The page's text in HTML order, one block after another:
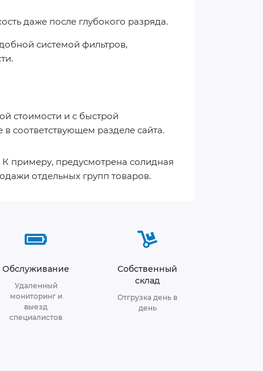
даже после глубокого разряда.
системой фильтров,
стоимости и с быстрой
соответствующем разделе сайта.
примеру, предусмотрена солидная
отдельных групп товаров.
Обслуживание
Удаленный
мониторинг и
выезд
специалистов
Собственный
склад
Отгрузка день в
день